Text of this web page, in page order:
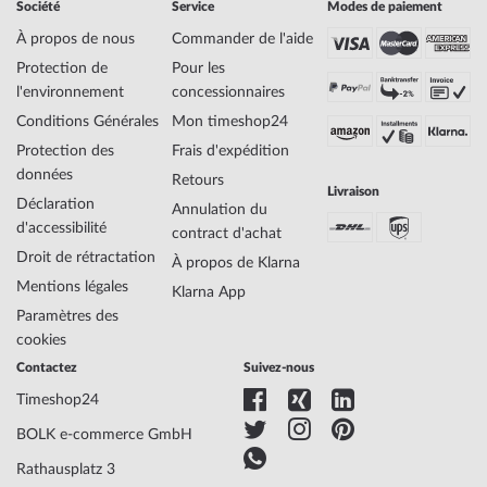
Genre
Homme
Fabricant N° d'article
F20363/2
Affichage
Analogique
Entraînement
Quartz
Description du
mouvement
24 heures, Chronographe, Date, Minute,
Second, Heure
Matériau du
logement
Épaisseur du
logement
Étanchéité
Société
À propos de nous
Protection de
l'environnement
Conditions Générales
Protection des
données
Déclaration
d'accessibilité
Droit de rétractation
Mentions légales
Paramètres des
cookies
Service
Commander de l'aide
Pour les
concessionnaires
Mon timeshop24
Frais d'expédition
Retours
Annulation du
contract d'achat
À propos de Klarna
Klarna App
Modes de paiement
Livraison
Contactez
Timeshop24
BOLK e-commerce GmbH
Rathausplatz 3
Suivez-nous